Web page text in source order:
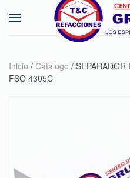
Skip to main content
Inicio / Catalogo / SEPARADOR
FSO 4305C